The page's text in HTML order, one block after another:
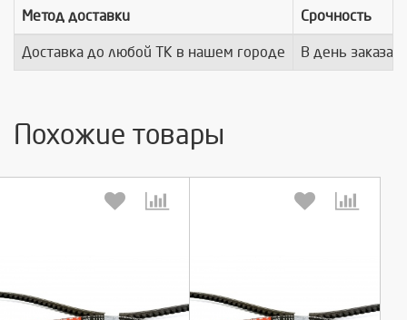
Метод доставки Срочность
Доставка до любой ТК в нашем городе В день заказа
Похожие товары